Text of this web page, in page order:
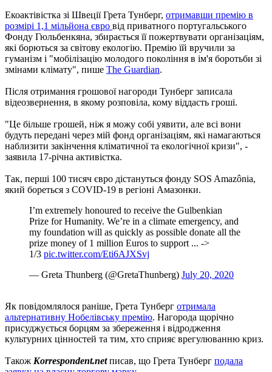
Екоактівістка зі Швеції Грета Тунберг, отримавши премію в
розмірі 1,1 мільйона євро від приватного португальського
Фонду Гюльбенкяна, збирається її пожертвувати організаціям,
які борються за світову екологію. Премію їй вручили за
гуманізм і "мобілізацію молодого покоління в ім'я боротьби зі
змінами клімату", пише The Guardian.
Після отримання грошової нагороди Тунберг записала
відеозвернення, в якому розповіла, кому віддасть гроші.
"Це більше грошей, ніж я можу собі уявити, але всі вони
будуть передані через мій фонд організаціям, які намагаються
наблизити закінчення кліматичної та екологічної кризи", -
заявила 17-річна активістка.
Так, перші 100 тисяч євро дістануться фонду SOS Amazônia,
який бореться з COVID-19 в регіоні Амазонки.
I’m extremely honoured to receive the Gulbenkian
Prize for Humanity. We’re in a climate emergency, and
my foundation will as quickly as possible donate all the
prize money of 1 million Euros to support ... ->
1/3 pic.twitter.com/Eti6AJXSvj
— Greta Thunberg (@GretaThunberg) July 20, 2020
Як повідомлялося раніше, Грета Тунберг отримала
альтернативну Нобелівську премію. Нагорода щорічно
присуджується борцям за збереження і відродження
культурних цінностей та тим, хто сприяє врегулюванню криз.
Також Korrespondent.netписав, що Грета Тунберг подала